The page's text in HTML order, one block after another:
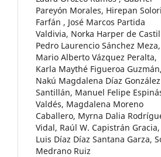
Pareyón Morales, Hirepan
Farfán , José Marcos Partida
Valdivia, Norka Harper de
Pedro Laurencio Sánchez Meza,
Mario Alberto Vázquez Peralta,
Karla Maythé Figueroa
Nakú Magdalena Díaz González
Santillán, Manuel Felipe
Valdés, Magdalena Moreno
Caballero, Myrna Dalia
Vidal, Raúl W. Capistrán Gracia,
Luis Díaz Díaz Santana Garza,
Medrano Ruiz